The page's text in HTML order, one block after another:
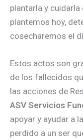
plantarla y
plantemos hoy,
cosecharemos el
Estos actos son
de los fallecidos
las acciones de
ASV Servicios
apoyar y ayudar a
perdido a un ser